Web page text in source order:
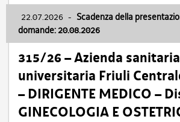
22.07.2026 - Scadenza della
domande: 20.08.2026
315/26 – Azienda sanitaria
universitaria Friuli
– DIRIGENTE MEDICO –
GINECOLOGIA E